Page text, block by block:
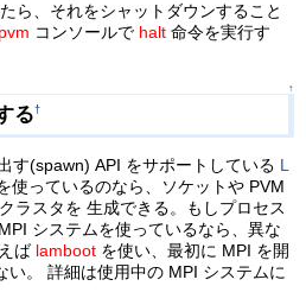
ら、それをシャットダウンすること
pvm コンソールで halt 命令を実行す
↑
る†
す(spawn) API をサポートしている L
使っているのなら、ソケットや PVM
ラスタを 生成できる。もしプロセス
システムを使っているなら、異な
ば lamboot を使い、最初に MPI を開
い。 詳細は使用中の MPI システムに